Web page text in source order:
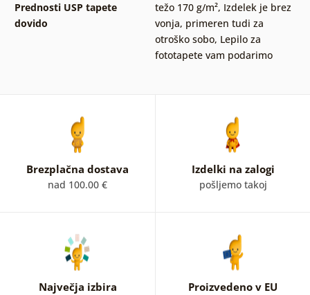
Prednosti USP tapete
dovido
težo 170 g/m², Izdelek je brez
vonja, primeren tudi za
otroško sobo, Lepilo za
fototapete vam podarimo
Brezplačna dostava
nad 100.00 €
Izdelki na zalogi
pošljemo takoj
Največja izbira Proizvedeno v EU